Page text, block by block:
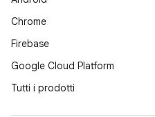
Chrome
Firebase
Google Cloud Platform
Tutti i prodotti